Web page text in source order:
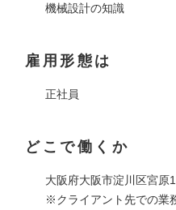
機械設計の知識
雇用形態は
正社員
どこで働くか
大阪府大阪市淀川区宮原
※クライアント先での業